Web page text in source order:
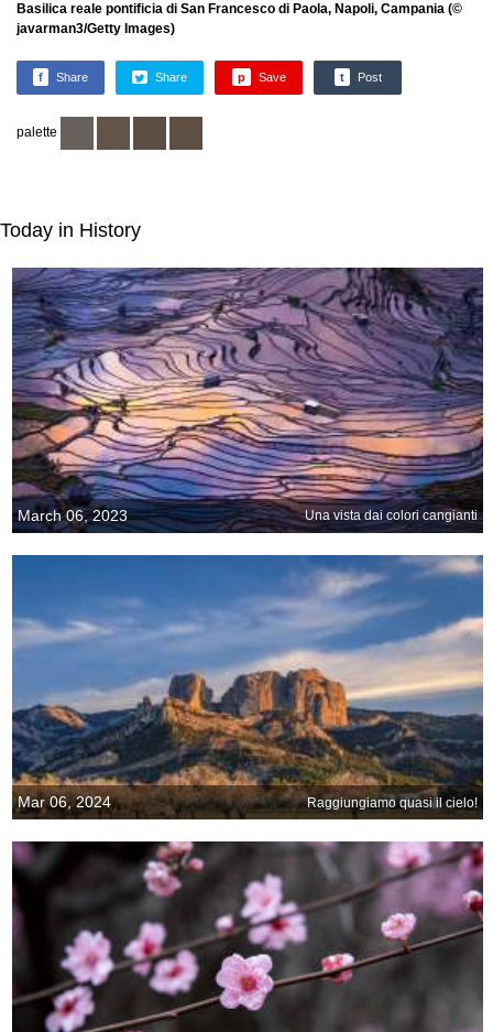
Basilica reale pontificia di San Francesco di Paola, Napoli, Campania (©
javarman3/Getty Images)
f Share Share p Save t Post
palette
Today in History
March 06, 2023 Una vista dai colori cangianti
Mar 06, 2024 Raggiungiamo quasi il cielo!